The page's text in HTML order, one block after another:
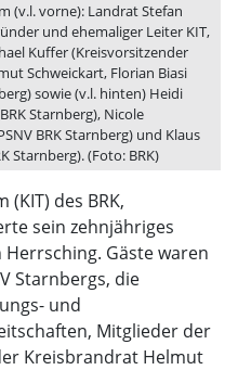
(v.l. vorne): Landrat Stefan
und ehemaliger Leiter KIT,
Kuffer (Kreisvorsitzender
Schweickart, Florian Biasi
sowie (v.l. hinten) Heidi
Starnberg), Nicole
BRK Starnberg) und Klaus
Starnberg). (Foto: BRK)
des BRK,
sein zehnjähriges
Gäste waren
Starnbergs, die
und
Mitglieder der
Kreisbrandrat Helmut